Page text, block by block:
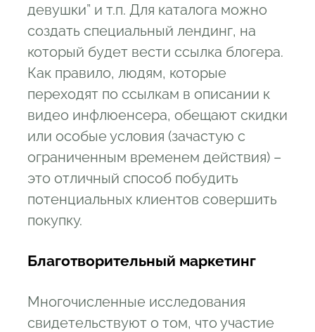
девушки” и т.п. Для каталога можно
создать специальный лендинг, на
который будет вести ссылка блогера.
Как правило, людям, которые
переходят по ссылкам в описании к
видео инфлюенсера, обещают скидки
или особые условия (зачастую с
ограниченным временем действия) –
это отличный способ побудить
потенциальных клиентов совершить
покупку.
Благотворительный маркетинг
Многочисленные исследования
свидетельствуют о том, что участие